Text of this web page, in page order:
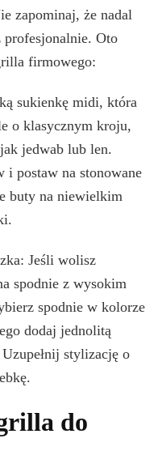
zapominaj, że nadal
profesjonalnie. Oto
firmowego:
sukienkę midi, która
o klasycznym kroju,
jedwab lub len.
postaw na stonowane
buty na niewielkim
Jeśli wolisz
spodnie z wysokim
spodnie w kolorze
dodaj jednolitą
stylizację o
do